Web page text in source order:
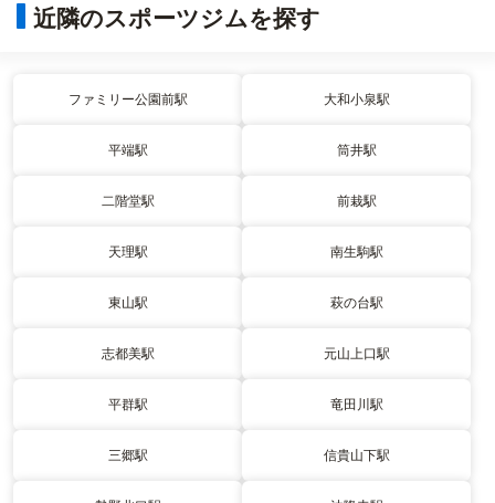
近隣のスポーツジムを探す
ファミリー公園前駅 大和小泉駅
平端駅 筒井駅
二階堂駅 前栽駅
天理駅 南生駒駅
東山駅 萩の台駅
志都美駅 元山上口駅
平群駅 竜田川駅
三郷駅 信貴山下駅